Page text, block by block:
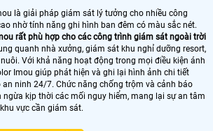
là giải pháp giám sát lý tưởng cho nhiều công
nhờ tính năng ghi hình ban đêm có màu sắc nét.
rất phù hợp cho các công trình giám sát ngoài trời
quanh nhà xưởng, giám sát khu nghỉ dưỡng resort,
Với khả năng hoạt động trong mọi điều kiện ánh
Imou giúp phát hiện và ghi lại hình ảnh chi tiết
ninh 24/7. Chức năng chống trộm và cảnh báo
kịp thời các mối nguy hiểm, mang lại sự an tâm
vực cần giám sát.